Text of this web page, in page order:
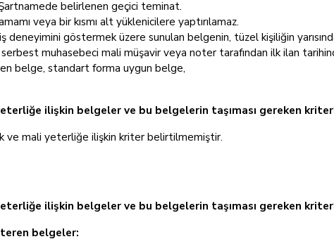
belirlenen geçici teminat.
veya bir kısmı alt yüklenicilere yaptırılamaz.
deneyimini göstermek üzere sunulan belgenin, tüzel kişiliğin
muhasebeci mali müşavir veya noter tarafından ilk ilan
belge, standart forma uygun belge,
ilişkin belgeler ve bu belgelerin taşıması gereken
ve mali yeterliğe ilişkin kriter belirtilmemiştir.
ilişkin belgeler ve bu belgelerin taşıması gereken
belgeler: